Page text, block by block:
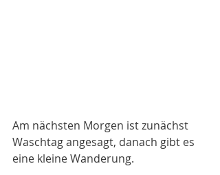
Am nächsten Morgen ist zunächst
Waschtag angesagt, danach gibt es
eine kleine Wanderung.